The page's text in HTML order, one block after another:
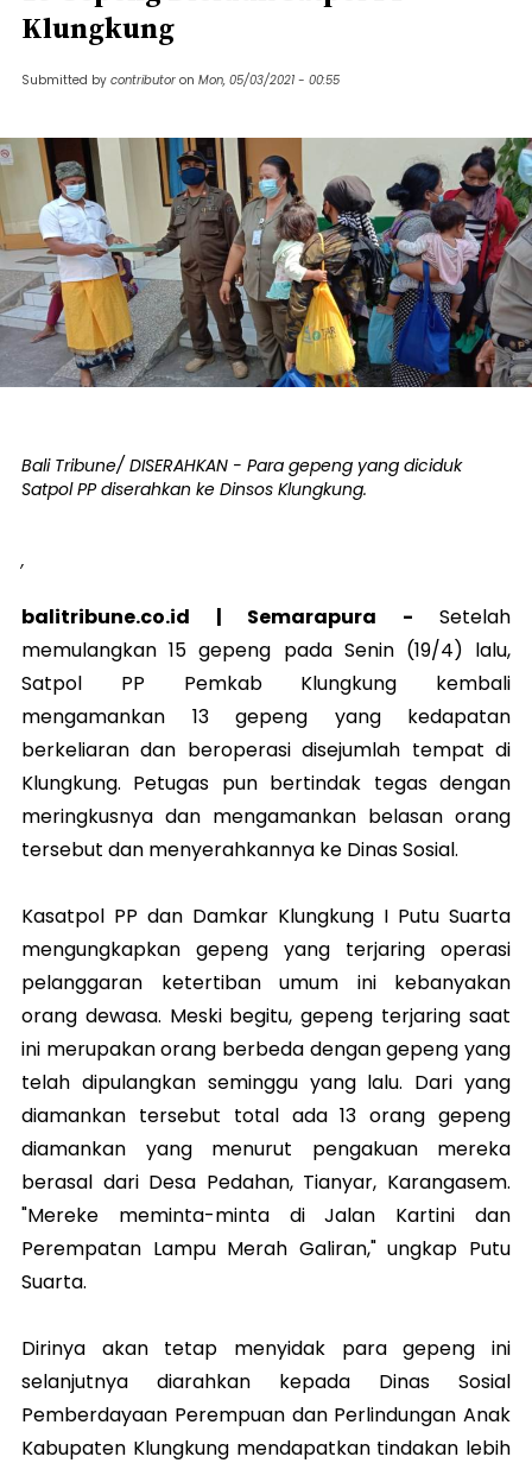
Klungkung
Submitted by contributor on Mon, 05/03/2021 - 00:55
Bali Tribune/ DISERAHKAN - Para gepeng yang diciduk
Satpol PP diserahkan ke Dinsos Klungkung.
,
balitribune.co.id | Semarapura - Setelah
memulangkan 15 gepeng pada Senin (19/4) lalu,
Satpol PP Pemkab Klungkung kembali
mengamankan 13 gepeng yang kedapatan
berkeliaran dan beroperasi disejumlah tempat di
Klungkung. Petugas pun bertindak tegas dengan
meringkusnya dan mengamankan belasan orang
tersebut dan menyerahkannya ke Dinas Sosial.
Kasatpol PP dan Damkar Klungkung I Putu Suarta
mengungkapkan gepeng yang terjaring operasi
pelanggaran ketertiban umum ini kebanyakan
orang dewasa. Meski begitu, gepeng terjaring saat
ini merupakan orang berbeda dengan gepeng yang
telah dipulangkan seminggu yang lalu. Dari yang
diamankan tersebut total ada 13 orang gepeng
diamankan yang menurut pengakuan mereka
berasal dari Desa Pedahan, Tianyar, Karangasem.
"Mereke meminta-minta di Jalan Kartini dan
Perempatan Lampu Merah Galiran," ungkap Putu
Suarta.
Dirinya akan tetap menyidak para gepeng ini
selanjutnya diarahkan kepada Dinas Sosial
Pemberdayaan Perempuan dan Perlindungan Anak
Kabupaten Klungkung mendapatkan tindakan lebih